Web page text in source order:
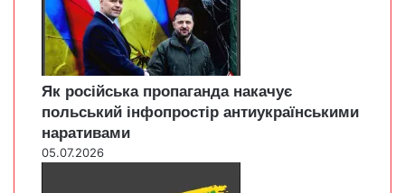
Як російська пропаганда накачує
польський інфопростір антиукраїнськими
наративами
05.07.2026